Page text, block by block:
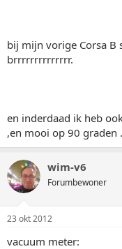
bij mijn vorige Corsa
brrrrrrrrrrrrrr.
en inderdaad ik heb
,en mooi op 90 graden .
wim-v6
Forumbewoner
23 okt 2012
vacuum meter: